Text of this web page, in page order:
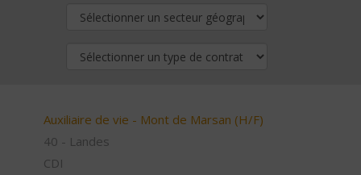
Auxiliaire de vie - Mont de Marsan (H/F)
40 - Landes
CDI